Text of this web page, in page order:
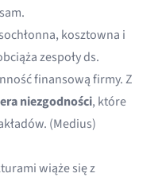
kosztowna i
zespoły ds.
finansową firmy. Z
niezgodności, które
(Medius)
wiąże się z